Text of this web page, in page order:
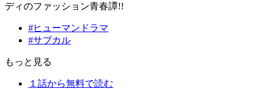
ディのファッション青春譚!!
#ヒューマンドラマ
#サブカル
もっと見る
１話から無料で読む